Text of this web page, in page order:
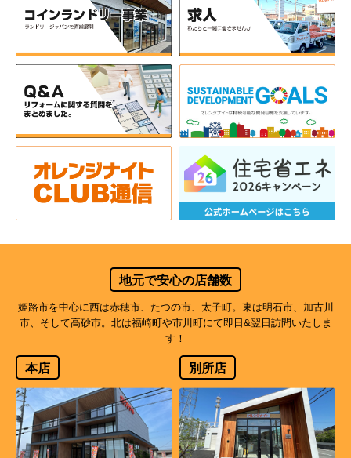
地元で安心の店舗数
姫路市を中心に西は赤穂市、たつの市、太子町。東は明石市、加古川
市、そして高砂市。北は福崎町や市川町にて即日&翌日訪問いたしま
す！
本店 別所店